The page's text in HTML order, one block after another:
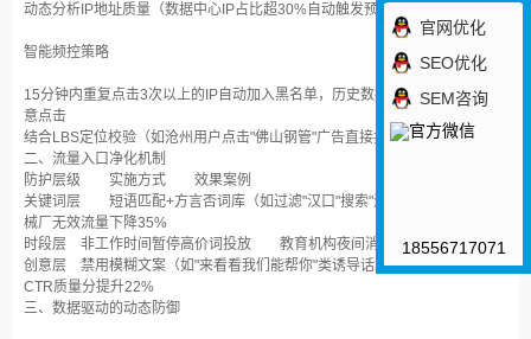
动态分析IP地址质量（数据中心IP占比超30%自动触发预警）
智能频控策略‌
15分钟内重复点击3次以上的IP自动加入黑名单，历史数据显示可减少47%恶
意点击
结合LBS定位校验（如沧州用户点击"佛山钢管"广告直接拦截）
二、流量入口净化机制
防护层级
实施方式
效果案例
关键词层
短语匹配+方言否词库（如过滤"汉口"搜索"沧州钢管"）
械厂无效流量下降35%
时段层
非工作时间暂停高价词投放
教育机构夜间消耗减少60%
创意层
禁用模糊文案（如"来看看我们能帮你"类诱导话术）
汽车行业
CTR质量分提升22%
三、数据驱动的动态防御
官网优化
SEO优化
SEM咨询
18556717071